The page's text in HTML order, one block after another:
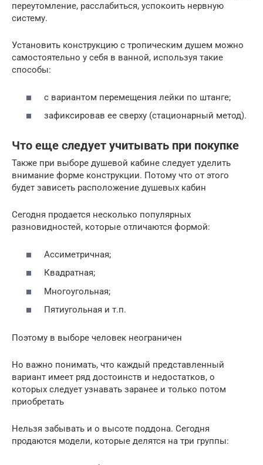
переутомление, расслабиться, успокоить нервную
систему.
Установить конструкцию с тропическим душем можно
самостоятельно у себя в ванной, используя такие
способы:
с вариантом перемещения лейки по штанге;
зафиксировав ее сверху (стационарный метод).
Что еще следует учитывать при покупке
Также при выборе душевой кабине следует уделить
внимание форме конструкции. Потому что от этого
будет зависеть расположение душевых кабин
Сегодня продается несколько популярных
разновидностей, которые отличаются формой:
Ассиметричная;
Квадратная;
Многоугольная;
Пятиугольная и т.п.
Поэтому в выборе человек неограничен
Но важно понимать, что каждый представленный
вариант имеет ряд достоинств и недостатков, о
которых следует узнавать заранее и только потом
приобретать
Нельзя забывать и о высоте поддона. Сегодня
продаются модели, которые делятся на три группы: